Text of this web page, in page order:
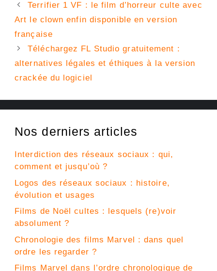
Terrifier 1 VF : le film d’horreur culte avec
Art le clown enfin disponible en version
française
Téléchargez FL Studio gratuitement :
alternatives légales et éthiques à la version
crackée du logiciel
Nos derniers articles
Interdiction des réseaux sociaux : qui,
comment et jusqu’où ?
Logos des réseaux sociaux : histoire,
évolution et usages
Films de Noël cultes : lesquels (re)voir
absolument ?
Chronologie des films Marvel : dans quel
ordre les regarder ?
Films Marvel dans l’ordre chronologique de